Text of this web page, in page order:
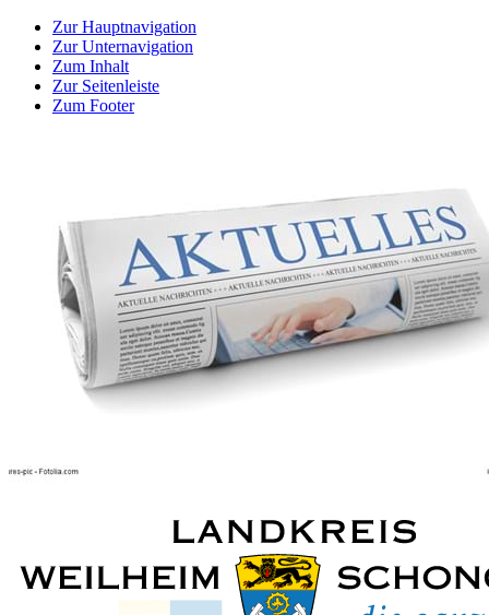
Zur Hauptnavigation
Zur Unternavigation
Zum Inhalt
Zur Seitenleiste
Zum Footer